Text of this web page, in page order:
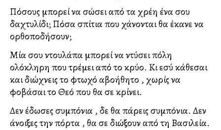
Πόσους μπορεί να σώσει από τα χρέη ένα σου
δαχτυλίδι; Πόσα σπίτια που χάνονται θα έκανε να
ορθοποδήσουν;
Μία σου ντουλάπα μπορεί να ντύσει πόλη
ολόκληρη που τρέμει από το κρύο. Κι εσύ κάθεσαι
και διώχνεις το φτωχό αβοήθητο , χωρίς να
φοβάσαι το Θεό που θα σε κρίνει.
Δεν έδωσες συμπόνια , δε θα πάρεις συμπόνια. Δεν
άνοιξες την πόρτα , θα σε διώξουν από τη Βασιλεία.